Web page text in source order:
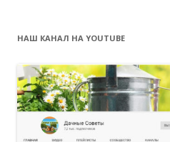
НАШ КАНАЛ НА YOUTUBE